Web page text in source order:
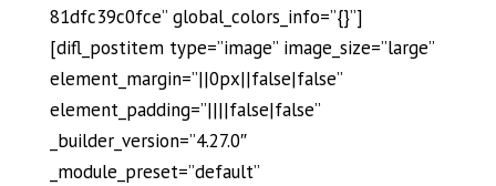
81dfc39c0fce” global_colors_info=”{}”]
[difl_postitem type=”image” image_size=”large”
element_margin=”||0px||false|false”
element_padding=”||||false|false”
_builder_version=”4.27.0″
_module_preset=”default”